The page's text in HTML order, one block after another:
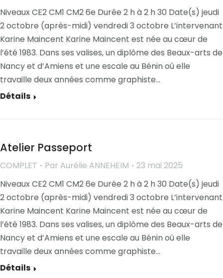
Niveaux CE2 CM1 CM2 6e Durée 2 h à 2 h 30 Date(s) jeudi
2 octobre (après-midi) vendredi 3 octobre L’intervenant
Karine Maincent Karine Maincent est née au cœur de
l’été 1983. Dans ses valises, un diplôme des Beaux-arts de
Nancy et d’Amiens et une escale au Bénin où elle
travaille deux années comme graphiste…
Détails
Atelier Passeport
COMPLET Par Aurélie ANNEHEIM
23 mai 2025
Niveaux CE2 CM1 CM2 6e Durée 2 h à 2 h 30 Date(s) jeudi
2 octobre (après-midi) vendredi 3 octobre L’intervenant
Karine Maincent Karine Maincent est née au cœur de
l’été 1983. Dans ses valises, un diplôme des Beaux-arts de
Nancy et d’Amiens et une escale au Bénin où elle
travaille deux années comme graphiste…
Détails